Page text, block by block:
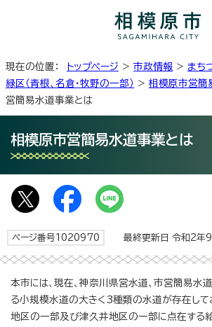
現在の位置： トップページ > 市政情報 > まち
緑区（青根、名倉・牧野の一部） > 相模原市営簡
営簡易水道事業とは
相模原市営簡易水道事業とは
ページ番号1020970 最終更新日 令和2年9
本市には、現在、神奈川県営水道、市営簡易水
る小規模水道の大きく3種類の水道が存在して
地区の一部及び津久井地区の一部に点在する